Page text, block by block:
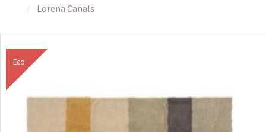
Lorena Canals
Eco